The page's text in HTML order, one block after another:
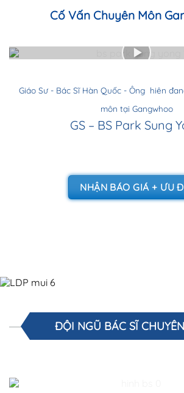
Cố Vấn Chuyên Môn
Giáo Sư - Bác Sĩ Hàn Quốc - Ông hiên
môn tại Gangwhoo
GS – BS Park Sung
NHẬN BÁO GIÁ + ƯU
ĐỘI NGŨ BÁC SĨ